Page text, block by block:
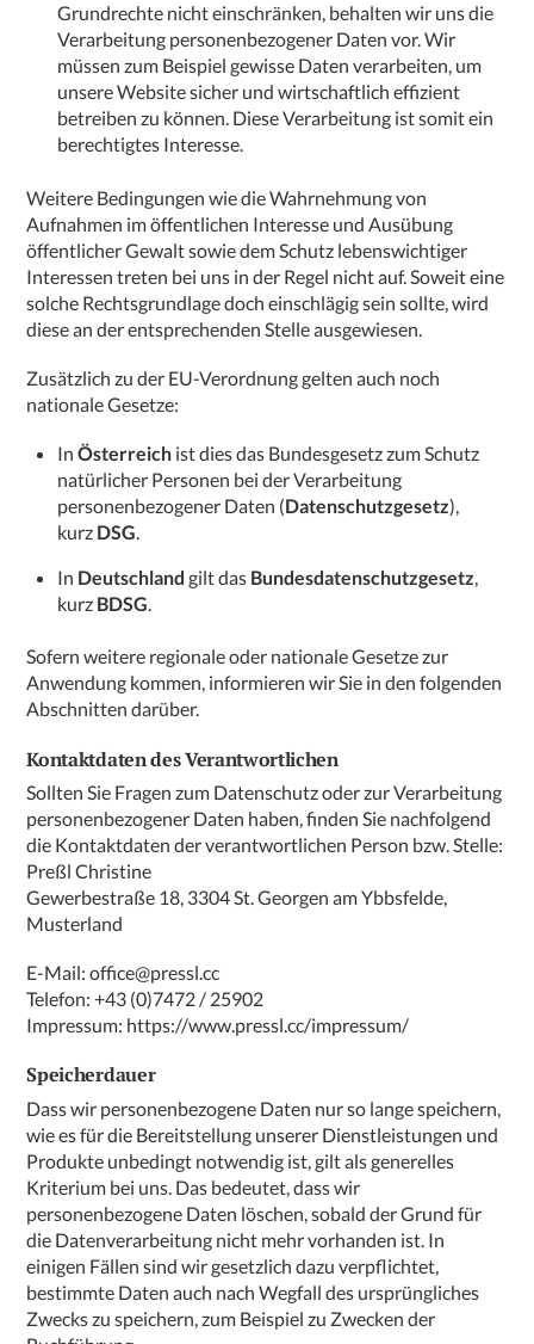
Grundrechte nicht einschränken, behalten wir uns die
Verarbeitung personenbezogener Daten vor. Wir
müssen zum Beispiel gewisse Daten verarbeiten, um
unsere Website sicher und wirtschaftlich effizient
betreiben zu können. Diese Verarbeitung ist somit ein
berechtigtes Interesse.
Weitere Bedingungen wie die Wahrnehmung von
Aufnahmen im öffentlichen Interesse und Ausübung
öffentlicher Gewalt sowie dem Schutz lebenswichtiger
Interessen treten bei uns in der Regel nicht auf. Soweit eine
solche Rechtsgrundlage doch einschlägig sein sollte, wird
diese an der entsprechenden Stelle ausgewiesen.
Zusätzlich zu der EU-Verordnung gelten auch noch
nationale Gesetze:
In Österreich ist dies das Bundesgesetz zum Schutz
natürlicher Personen bei der Verarbeitung
personenbezogener Daten (Datenschutzgesetz),
kurz DSG.
In Deutschland gilt das Bundesdatenschutzgesetz,
kurz BDSG.
Sofern weitere regionale oder nationale Gesetze zur
Anwendung kommen, informieren wir Sie in den folgenden
Abschnitten darüber.
Kontaktdaten des Verantwortlichen
Sollten Sie Fragen zum Datenschutz oder zur Verarbeitung
personenbezogener Daten haben, finden Sie nachfolgend
die Kontaktdaten der verantwortlichen Person bzw. Stelle:
Preßl Christine
Gewerbestraße 18, 3304 St. Georgen am Ybbsfelde,
Musterland
E-Mail:office@pressl.cc
Telefon:+43 (0)7472 / 25902
Impressum: https://www.pressl.cc/impressum/
Speicherdauer
Dass wir personenbezogene Daten nur so lange speichern,
wie es für die Bereitstellung unserer Dienstleistungen und
Produkte unbedingt notwendig ist, gilt als generelles
Kriterium bei uns. Das bedeutet, dass wir
personenbezogene Daten löschen, sobald der Grund für
die Datenverarbeitung nicht mehr vorhanden ist. In
einigen Fällen sind wir gesetzlich dazu verpflichtet,
bestimmte Daten auch nach Wegfall des ursprüngliches
Zwecks zu speichern, zum Beispiel zu Zwecken der